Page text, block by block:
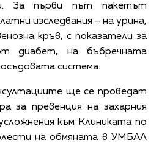
За първи път пакетът
изследвания – на урина,
кръв, с показатели за
диабет, на бъбречната
система.
ще се проведат
за превенция на захарния
към Клиниката по
на обмяната в УМБАЛ